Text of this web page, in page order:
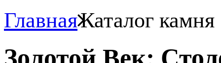
ГлавнаяКаталог камня